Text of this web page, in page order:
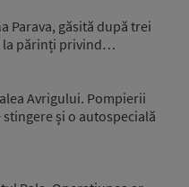
Parava, găsită după trei
la părinți privind…
Avrigului. Pompierii
și o autospecială